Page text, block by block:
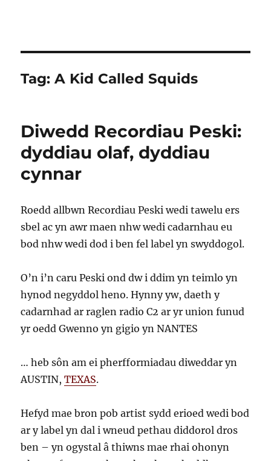
Tag:A Kid Called Squids
Diwedd Recordiau Peski:
dyddiau olaf, dyddiau
cynnar
Roedd allbwn Recordiau Peski wedi tawelu ers
sbel ac yn awr maen nhw wedi cadarnhau eu
bod nhw wedi dod i ben fel label yn swyddogol.
O’n i’n caru Peski ond dw i ddim yn teimlo yn
hynod negyddol heno. Hynny yw, daeth y
cadarnhad ar raglen radio C2 ar yr union funud
yr oedd Gwenno yn gigio yn NANTES
… heb sôn am ei pherfformiadau diweddar yn
AUSTIN,TEXAS.
Hefyd mae bron pob artist sydd erioed wedi bod
ar y label yn dal i wneud pethau diddorol dros
ben – yn ogystal â thiwns mae rhai ohonyn